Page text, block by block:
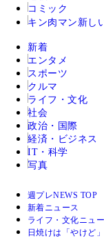
コミック
キン肉マン 新し
新着
エンタメ
スポーツ
クルマ
ライフ・文化
社会
政治・国際
経済・ビジネス
IT・科学
写真
週プレNEWS TOP
新着ニュース
ライフ・文化ニュ
日焼けは「やけど